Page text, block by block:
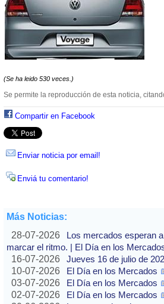
(Se ha leido 530 veces.)
Se permite la reproducción de esta noticia,
Compartir en Facebook
Enviar noticia por email!
Enviá tu comentario!
Más Noticias:
28-07-2026
Los mercados esperan
marcar el ritmo. | El Día en los
16-07-2026
Jueves 16 de julio de
10-07-2026
El Día en los Mercados
03-07-2026
El Día en los Mercados
02-07-2026
El Día en los Mercados